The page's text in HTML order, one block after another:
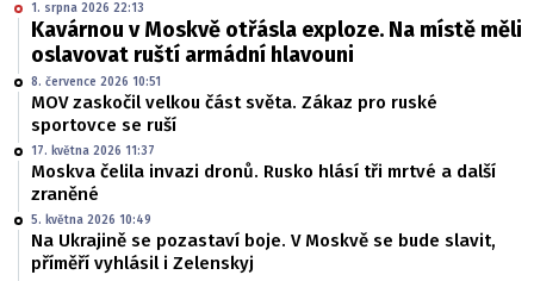
1. srpna 2026 22:13
Kavárnou v Moskvě otřásla exploze. Na místě měli
oslavovat ruští armádní hlavouni
8. července 2026 10:51
MOV zaskočil velkou část světa. Zákaz pro ruské
sportovce se ruší
17. května 2026 11:37
Moskva čelila invazi dronů. Rusko hlásí tři mrtvé a další
zraněné
5. května 2026 10:49
Na Ukrajině se pozastaví boje. V Moskvě se bude slavit,
příměří vyhlásil i Zelenskyj